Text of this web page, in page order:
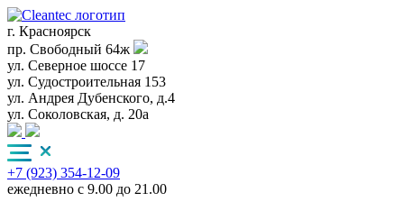
г. Красноярск
пр. Свободный 64ж
ул. Северное шоссе 17
ул. Судостроительная 153
ул. Андрея Дубенского, д.4
ул. Соколовская, д. 20а
+7 (923) 354-12-09
ежедневно с 9.00 до 21.00